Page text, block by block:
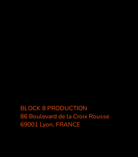
BLOCK 8 PRODUCTION
86 Boulevard de la Croix Rousse
69001 Lyon, FRANCE